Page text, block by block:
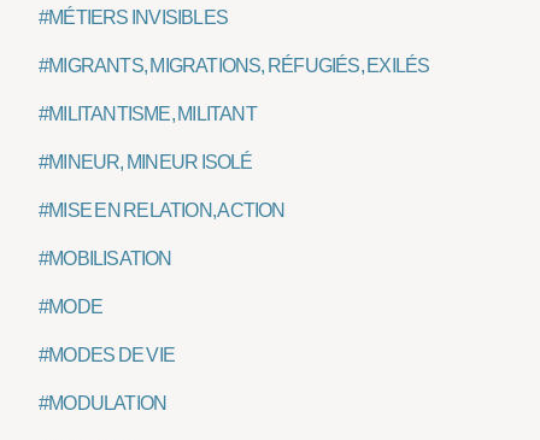
#MÉTIERS INVISIBLES
#MIGRANTS, MIGRATIONS, RÉFUGIÉS, EXILÉS
#MILITANTISME, MILITANT
#MINEUR, MINEUR ISOLÉ
#MISE EN RELATION, ACTION
#MOBILISATION
#MODE
#MODES DE VIE
#MODULATION